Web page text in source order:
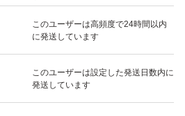
このユーザーは高頻度で24時間以内
に発送しています
このユーザーは設定した発送日数内に
発送しています
いいね！
77,000